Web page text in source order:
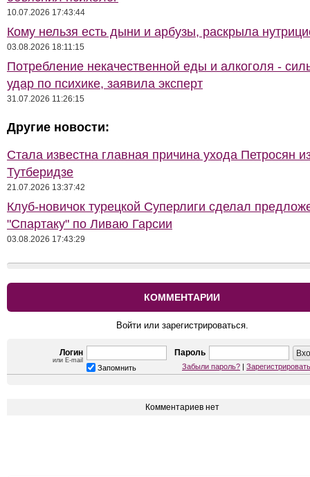
10.07.2026 17:43:44
Кому нельзя есть дыни и арбузы, раскрыла
03.08.2026 18:11:15
Потребление некачественной еды и алкоголя -
удар по психике, заявила эксперт
31.07.2026 11:26:15
Другие новости:
Стала известна главная причина ухода Петросян
Тутберидзе
21.07.2026 13:37:42
Клуб-новичок турецкой Суперлиги сделал
"Спартаку" по Ливаю Гарсии
03.08.2026 17:43:29
КОММЕНТАРИИ
Войти или зарегистрироваться.
Логин
или E-mail
Пароль
Запомнить Забыли пароль? |
Комментариев нет